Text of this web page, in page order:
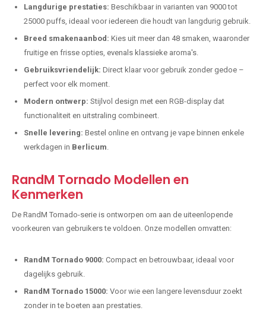
Langdurige prestaties: Beschikbaar in varianten van 9000 tot
25000 puffs, ideaal voor iedereen die houdt van langdurig gebruik.
Breed smakenaanbod: Kies uit meer dan 48 smaken, waaronder
fruitige en frisse opties, evenals klassieke aroma's.
Gebruiksvriendelijk: Direct klaar voor gebruik zonder gedoe –
perfect voor elk moment.
Modern ontwerp: Stijlvol design met een RGB-display dat
functionaliteit en uitstraling combineert.
Snelle levering: Bestel online en ontvang je vape binnen enkele
werkdagen in Berlicum
RandM Tornado Modellen en
Kenmerken
De RandM Tornado-serie is ontworpen om aan de uiteenlopende
voorkeuren van gebruikers te voldoen. Onze modellen omvatten:
RandM Tornado 9000: Compact en betrouwbaar, ideaal voor
dagelijks gebruik.
RandM Tornado 15000: Voor wie een langere levensduur zoekt
zonder in te boeten aan prestaties.